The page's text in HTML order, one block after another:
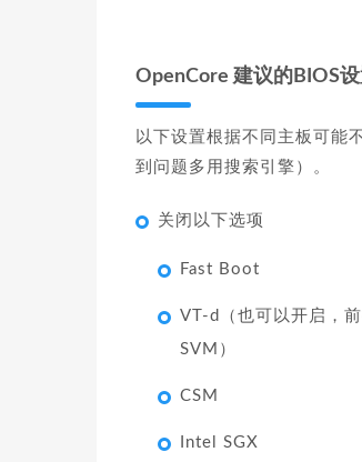
OpenCore 建议的BIOS
以下设置根据不同主板可能
到问题多用搜索引擎）。
关闭以下选项
Fast Boot
VT-d（也可以开启，
SVM）
CSM
Intel SGX